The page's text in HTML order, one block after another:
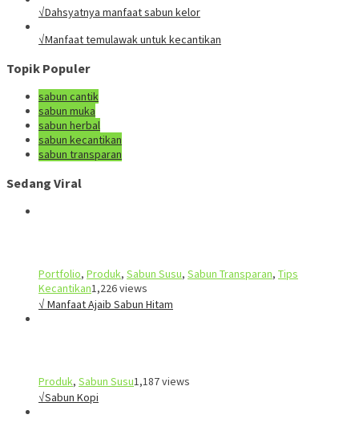
√Dahsyatnya manfaat sabun kelor
√Manfaat temulawak untuk kecantikan
Topik Populer
sabun cantik
sabun muka
sabun herbal
sabun kecantikan
sabun transparan
Sedang Viral
Portfolio, Produk, Sabun Susu, Sabun Transparan, Tips
Kecantikan1,226 views
√ Manfaat Ajaib Sabun Hitam
Produk, Sabun Susu1,187 views
√Sabun Kopi